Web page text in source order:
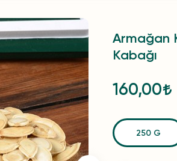
Armağan
Kabağı
160,00
250 G